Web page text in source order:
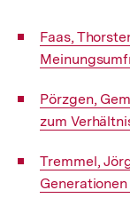
Interner
Link:
Faas,
Interner
Link:
Pörzgen,
zum
Interner
Link:
Tremmel,